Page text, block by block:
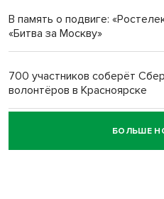
В память о подвиге:
«Битва за Москву»
700 участников соберёт
волонтёров в Красноярске
Честный выбор:
объективность результатов
БОЛЬШЕ